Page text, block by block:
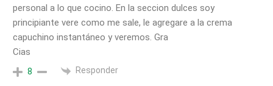
personal a lo que cocino. En la seccion dulces soy
principiante vere como me sale, le agregare a la crema
capuchino instantáneo y veremos. Gra
Cias
8 Responder